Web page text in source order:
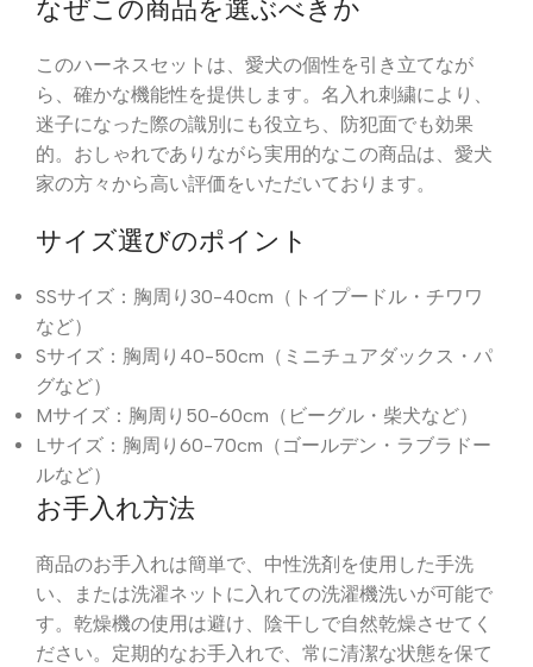
なぜこの商品を選ぶべきか
このハーネスセットは、愛犬の個性を引き立てなが
ら、確かな機能性を提供します。名入れ刺繍により、
迷子になった際の識別にも役立ち、防犯面でも効果
的。おしゃれでありながら実用的なこの商品は、愛犬
家の方々から高い評価をいただいております。
サイズ選びのポイント
SSサイズ：胸周り30-40cm（トイプードル・チワワ
など）
Sサイズ：胸周り40-50cm（ミニチュアダックス・パ
グなど）
Mサイズ：胸周り50-60cm（ビーグル・柴犬など）
Lサイズ：胸周り60-70cm（ゴールデン・ラブラドー
ルなど）
お手入れ方法
商品のお手入れは簡単で、中性洗剤を使用した手洗
い、または洗濯ネットに入れての洗濯機洗いが可能で
す。乾燥機の使用は避け、陰干しで自然乾燥させてく
ださい。定期的なお手入れで、常に清潔な状態を保て